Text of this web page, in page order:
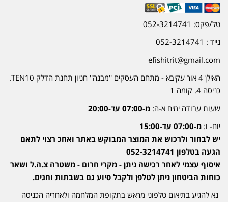
טל/פקס: 052-3214741
נייד : 052-3214741
efishitrit@gmail.com
האילן 4 אור עקיבא - מתחם העסקים ''מבנה'' חניון תחנת הדלק TEN10.
כניסה 4. קומה 1
שעות עבודה ימים א-ה: מ-07:00 עד-20:00
יום- ו: מ-07:00 עד-15:00
יש לבחור ולרכוש את המוצר המבוקש באתר ואחכ רצוי לתאם
הגעה בטלפון 052-3214741
איסוף עצמי לאחר רכישה ניתן - מקרי חרום - משטרה צ.ה.ל ושאר
כוחות הביטחון ניתן לטלפן ולקבל סיוע גם בשבתות וחגים.
נא להגיע בתיאום טלפוני מראש בתקופת המלחמה ולאחריה הכניסה